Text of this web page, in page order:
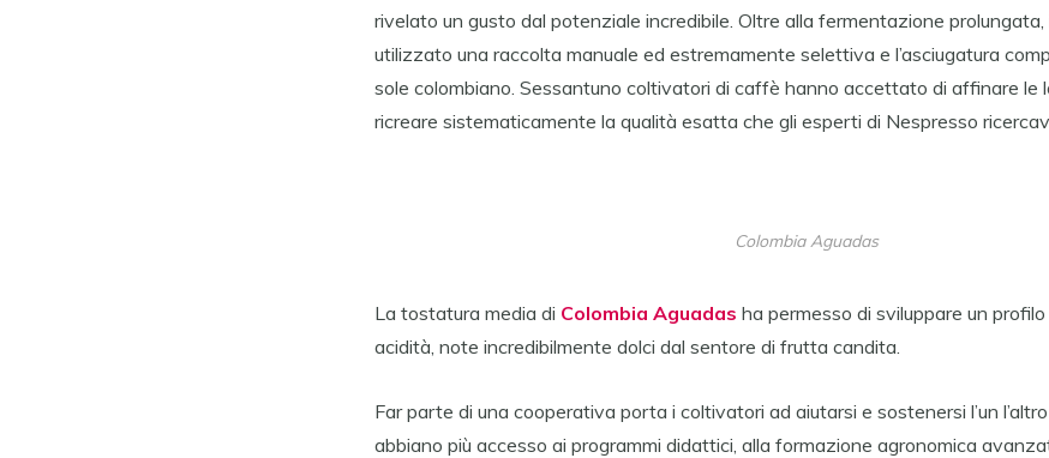
rivelato un gusto dal potenziale incredibile. Oltre alla fermentazione
utilizzato una raccolta manuale ed estremamente selettiva e l’asciugatura
sole colombiano. Sessantuno coltivatori di caffè hanno accettato di affinare le
ricreare sistematicamente la qualità esatta che gli esperti di Nespresso
Colombia Aguadas
La tostatura media di Colombia Aguadas ha permesso di sviluppare un
acidità, note incredibilmente dolci dal sentore di frutta candita.
Far parte di una cooperativa porta i coltivatori ad aiutarsi e sostenersi l’un
abbiano più accesso ai programmi didattici, alla formazione agronomica